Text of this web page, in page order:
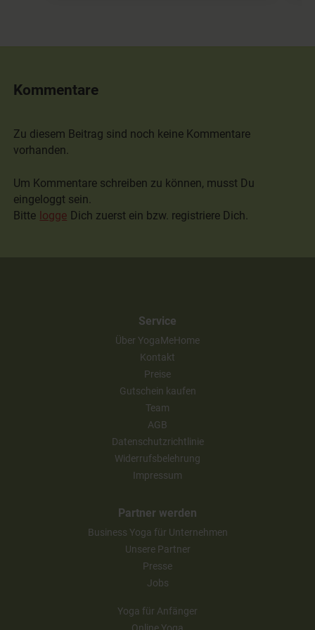
Kommentare
Zu diesem Beitrag sind noch keine Kommentare
vorhanden.
Um Kommentare schreiben zu können, musst Du
eingeloggt sein.
Bitte logge Dich zuerst ein bzw. registriere Dich.
Service
Über YogaMeHome
Kontakt
Preise
Gutschein kaufen
Team
AGB
Datenschutzrichtlinie
Widerrufsbelehrung
Impressum
Partner werden
Business Yoga für Unternehmen
Unsere Partner
Presse
Jobs
Yoga für Anfänger